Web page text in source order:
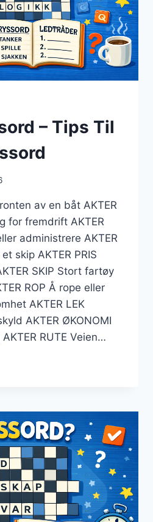
– Tips Til
av en båt AKTER
for fremdrift AKTER
administrere AKTER
skip AKTER PRIS
SKIP Stort fartøy
ROP Å rope eller
AKTER LEK
AKTER ØKONOMI
RUTE Veien…